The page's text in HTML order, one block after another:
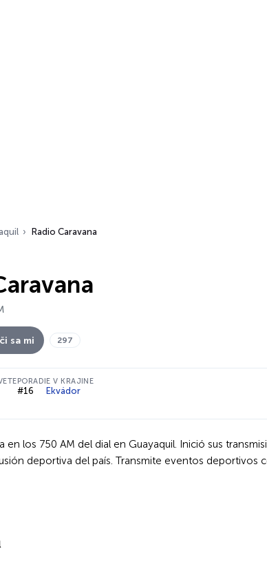
Radio Caravana
sa mi 297
PORADIE V KRAJINE
#16 Ekvádor
en los 750 AM del dial en Guayaquil. Inició sus
deportiva del país. Transmite eventos deportivos